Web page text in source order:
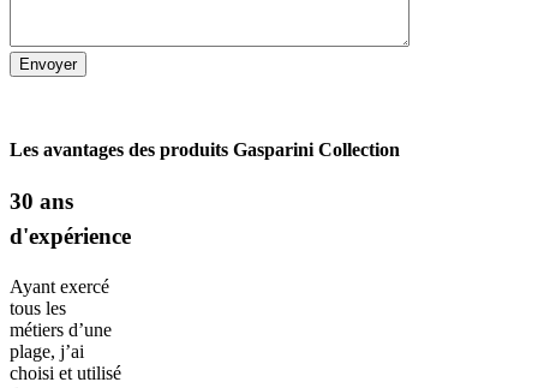
Les avantages des produits Gasparini Collection
30 ans
d'expérience
Ayant exercé
tous les
métiers d’une
plage, j’ai
choisi et utilisé